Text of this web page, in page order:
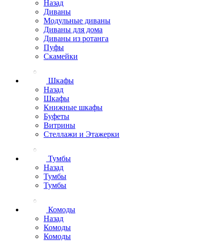
Назад
Диваны
Модульные диваны
Диваны для дома
Диваны из ротанга
Пуфы
Скамейки
Шкафы
Назад
Шкафы
Книжные шкафы
Буфеты
Витрины
Стеллажи и Этажерки
Тумбы
Назад
Тумбы
Тумбы
Комоды
Назад
Комоды
Комоды